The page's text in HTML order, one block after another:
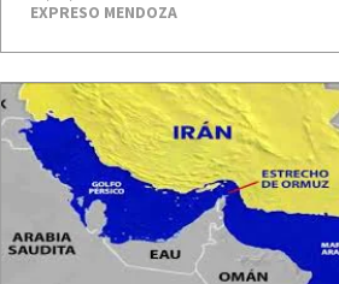
EXPRESO MENDOZA